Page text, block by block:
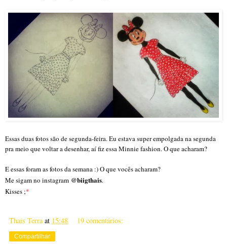
Essas duas fotos são de segunda-feira. Eu estava super empolgada na segunda
pra meio que voltar a desenhar, aí fiz essa Minnie fashion. O que acharam?
E essas foram as fotos da semana :) O que vocês acharam?
Me sigam no instagram @biigthais.
Kisses ;*
Thais Terra at 15:48 19 comentários:
Compartilhar